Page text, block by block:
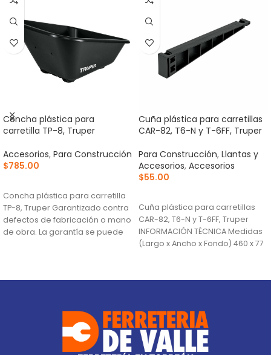
Concha plástica para
carretilla TP-8, Truper
Accesorios, Para Construcción
$785.00
Concha plástica para carretilla
TP-8, Truper Garantizado contra
defectos de fabricación o mano
de obra. La garantía se puede
Cuña plástica para carretillas
CAR-82, T6-N y T-6FF, Truper
Para Construcción, Llantas y
Accesorios, Accesorios
$55.00
Cuña plástica para carretillas
CAR-82, T6-N y T-6FF, Truper
INFORMACIÓN TÉCNICA Medidas
(Largo x Ancho x Fondo) 460 x 77